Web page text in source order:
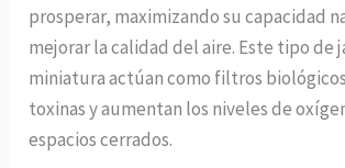
prosperar, maximizando su capacidad
mejorar la calidad del aire. Este tipo de
miniatura actúan como filtros
toxinas y aumentan los niveles de
espacios cerrados.